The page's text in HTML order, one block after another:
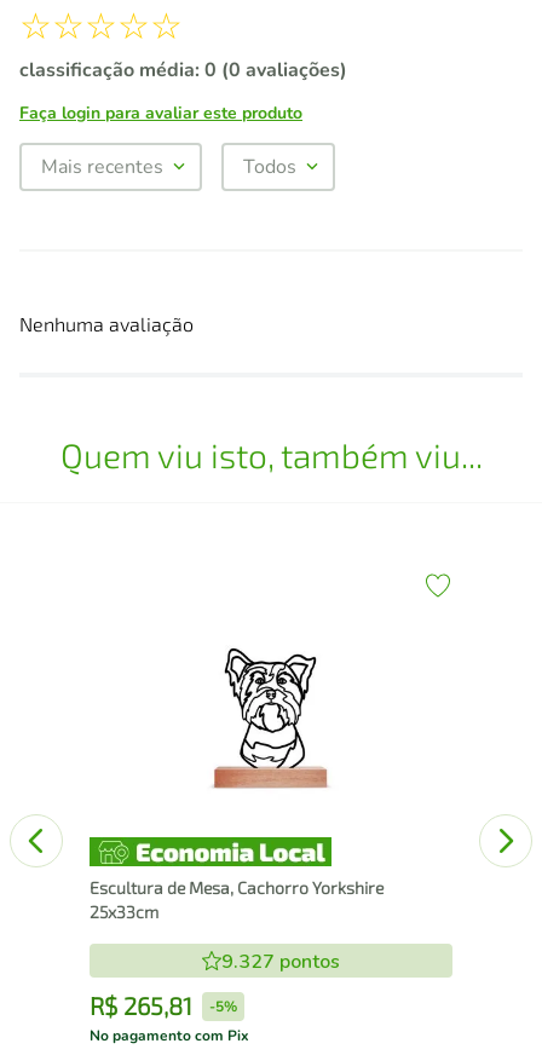
☆☆☆☆☆
classificação média: 0 (0 avaliações)
Faça login para avaliar este produto
Mais recentes Todos
Nenhuma avaliação
Quem viu isto, também viu...
Escultura de Mesa, Cachorro Yorkshire
25x33cm
9.327 pontos
R$ 265,81 -5%
No pagamento com Pix